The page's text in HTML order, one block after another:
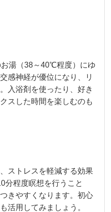
湯（38～40℃程度）にゆ
感神経が優位になり、リ
入浴剤を使ったり、好き
スした時間を楽しむのも
ストレスを軽減する効果
分程度瞑想を行うこと
きやすくなります。初心
活用してみましょう。